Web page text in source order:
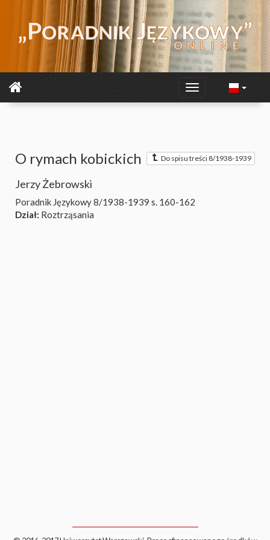
Do spisu treści 8/1938-1939
O rymach kobickich
Jerzy Żebrowski
Poradnik Językowy 8/1938-1939 s. 160-162
Dział: Roztrząsania